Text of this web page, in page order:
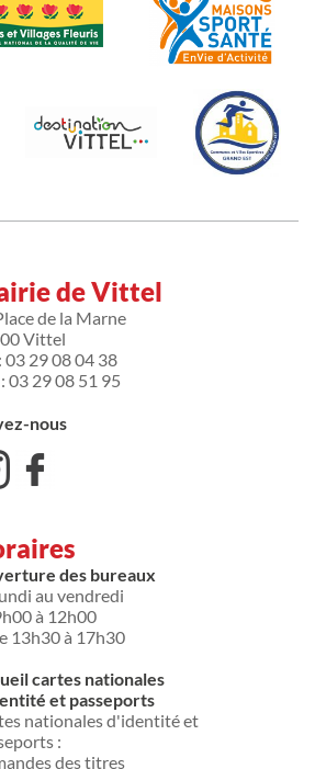
de Vittel
de la Marne
Vittel
03 29 08 04 38
03 29 08 51 95
nous
des bureaux
au vendredi
à 12h00
13h30 à 17h30
cartes nationales
et passeports
nationales d'identité et
:
des titres